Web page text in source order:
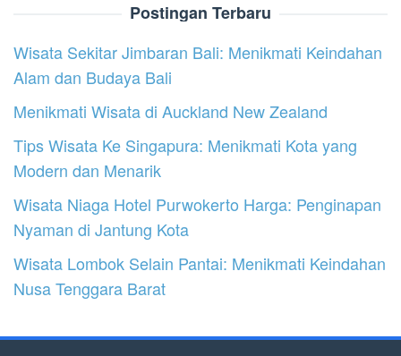
Postingan Terbaru
Wisata Sekitar Jimbaran Bali: Menikmati Keindahan
Alam dan Budaya Bali
Menikmati Wisata di Auckland New Zealand
Tips Wisata Ke Singapura: Menikmati Kota yang
Modern dan Menarik
Wisata Niaga Hotel Purwokerto Harga: Penginapan
Nyaman di Jantung Kota
Wisata Lombok Selain Pantai: Menikmati Keindahan
Nusa Tenggara Barat